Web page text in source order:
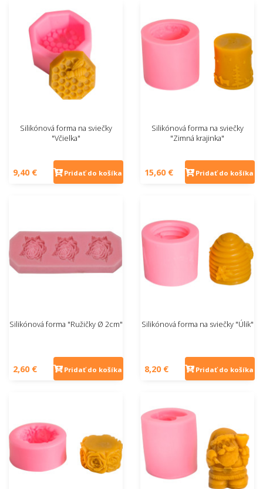
Silikónová forma na sviečky
"Včielka"
9,40 € Pridať do košíka
Silikónová forma na sviečky
"Zimná krajinka"
15,60 € Pridať do košíka
Silikónová forma "Ružičky Ø 2cm"
2,60 € Pridať do košíka
Silikónová forma na sviečky "Úlik"
8,20 € Pridať do košíka